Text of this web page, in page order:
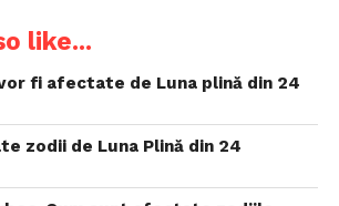
like...
fi afectate de Luna plină din 24
zodii de Luna Plină din 24